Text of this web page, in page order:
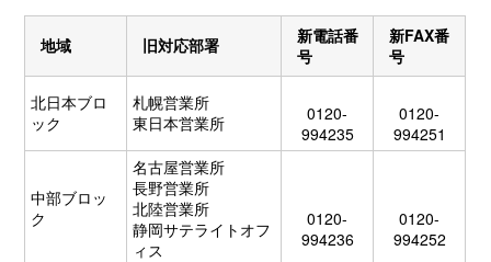
地域 旧対応部署
新電話番
号
新FAX番
号
北日本ブロ
ック
札幌営業所
東日本営業所
0120-
994235
0120-
994251
中部ブロッ
ク
名古屋営業所
長野営業所
北陸営業所
静岡サテライトオフ
ィス
0120-
994236
0120-
994252